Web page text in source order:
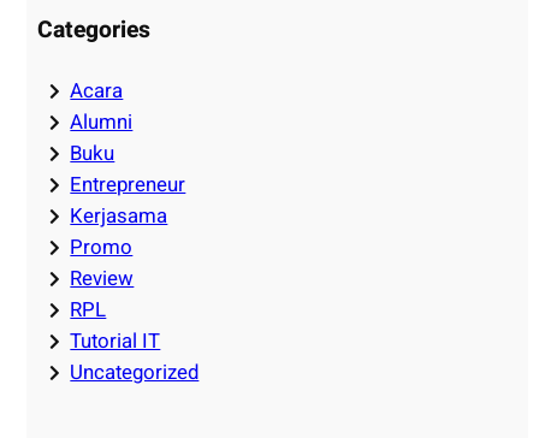
Categories
Acara
Alumni
Buku
Entrepreneur
Kerjasama
Promo
Review
RPL
Tutorial IT
Uncategorized